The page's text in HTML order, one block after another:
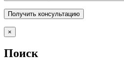
×
Поиск